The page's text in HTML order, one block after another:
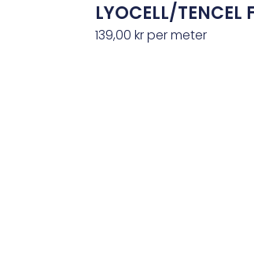
LYOCELL/TENCEL
139,00 krper meter